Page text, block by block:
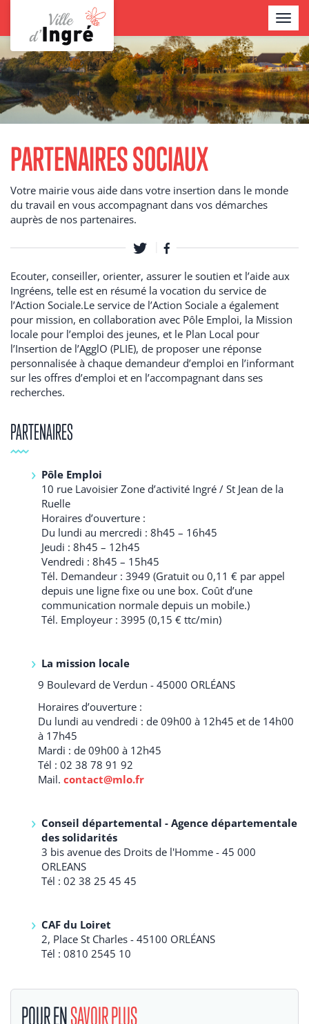
contenu
principal
Contenu
PARTENAIRES SOCIAUX
Votre mairie vous aide dans votre insertion dans le monde
du travail en vous accompagnant dans vos démarches
auprès de nos partenaires.
Ecouter, conseiller, orienter, assurer le soutien et l’aide aux
Ingréens, telle est en résumé la vocation du service de
l’Action Sociale.Le service de l’Action Sociale a également
pour mission, en collaboration avec Pôle Emploi, la Mission
locale pour l’emploi des jeunes, et le Plan Local pour
l’Insertion de l’AgglO (PLIE), de proposer une réponse
personnalisée à chaque demandeur d’emploi en l’informant
sur les offres d’emploi et en l’accompagnant dans ses
recherches.
PARTENAIRES
Pôle Emploi
10 rue Lavoisier Zone d’activité Ingré / St Jean de la
Ruelle
Horaires d’ouverture :
Du lundi au mercredi : 8h45 – 16h45
Jeudi : 8h45 – 12h45
Vendredi : 8h45 – 15h45
Tél. Demandeur : 3949 (Gratuit ou 0,11 € par appel
depuis une ligne fixe ou une box. Coût d’une
communication normale depuis un mobile.)
Tél. Employeur : 3995 (0,15 € ttc/min)
La mission locale
9 Boulevard de Verdun - 45000 ORLÉANS
Horaires d’ouverture :
Du lundi au vendredi : de 09h00 à 12h45 et de 14h00
à 17h45
Mardi : de 09h00 à 12h45
Tél : 02 38 78 91 92
Mail. contact@mlo.fr
Conseil départemental - Agence départementale
des solidarités
3 bis avenue des Droits de l'Homme - 45 000
ORLEANS
Tél : 02 38 25 45 45
CAF du Loiret
2, Place St Charles - 45100 ORLÉANS
Tél : 0810 2545 10
POUR ENSAVOIR PLUS